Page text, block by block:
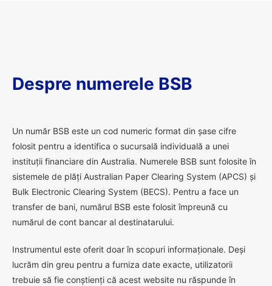
Despre numerele BSB
Un număr BSB este un cod numeric format din șase cifre
folosit pentru a identifica o sucursală individuală a unei
instituții financiare din Australia. Numerele BSB sunt folosite în
sistemele de plăți Australian Paper Clearing System (APCS) și
Bulk Electronic Clearing System (BECS). Pentru a face un
transfer de bani, numărul BSB este folosit împreună cu
numărul de cont bancar al destinatarului.
Instrumentul este oferit doar în scopuri informaționale. Deși
lucrăm din greu pentru a furniza date exacte, utilizatorii
trebuie să fie conștienți că acest website nu răspunde în